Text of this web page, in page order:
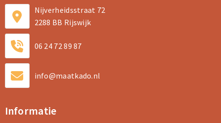
Nijverheidsstraat 72
2288 BB Rijswijk
06 24 72 89 87
info@maatkado.nl
Informatie